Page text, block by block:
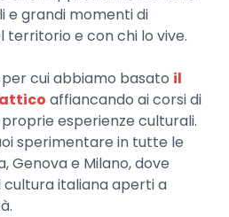
e grandi momenti di
territorio e con chi lo vive.
cui abbiamo basato il
affiancando ai corsi di
esperienze culturali.
sperimentare in tutte le
Genova e Milano, dove
cultura italiana aperti a